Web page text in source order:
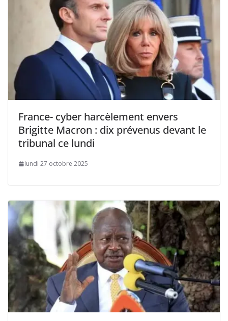
France- cyber harcèlement envers
Brigitte Macron : dix prévenus devant le
tribunal ce lundi
lundi 27 octobre 2025